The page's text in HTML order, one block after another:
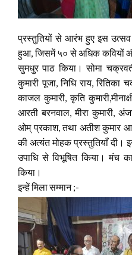
प्रस्तुतियों से आरंभ हुए इस
हुआ, जिसमें ५० से अधिक कवियों
सुमधुर पाठ किया। सोमा
कुमारी पूजा, निधि राय, रितिका
काजल कुमारी, कृति
आरती बरनवाल, मीरा कुमारी,
ओम् प्रकाश, तथा अतीश कुमार
की अत्यंत मोहक प्रस्तुतियाँ दी।
उपाधि से विभूषित किया। मंच
किया।
इन्हें मिला सम्मान ;-